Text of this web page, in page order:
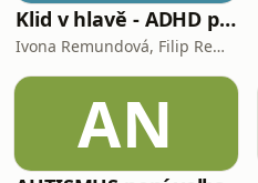
Klid v hlavě - ADHD podcast
Ivona Remundová, Filip Remunda
AN